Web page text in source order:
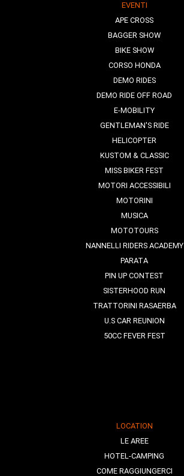
EVENTI
APE CROSS
BAGGER SHOW
BIKE SHOW
CORSO HONDA
DEMO RIDES
DEMO RIDE OFF ROAD
E-MOBILITY
GENTLEMAN'S RIDE
HELICOPTER
KUSTOM & CLASSIC
MISS BIKER FEST
MOTORI ACCESSIBILI
MOTORINI
MUSICA
MOTOTOURS
NANNELLI RIDERS ACADEMY
PARATA
PIN UP CONTEST
SISTERHOOD RUN
TRATTORINI RASAERBA
U.S CAR REUNION
50CC FEVER FEST
LOCATION
LE AREE
HOTEL-CAMPING
COME RAGGIUNGERCI